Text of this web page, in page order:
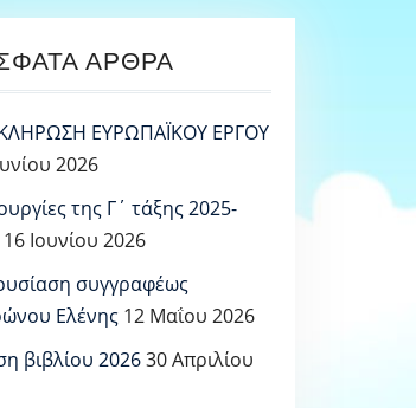
ΆΡΘΡΑ
ΕΥΡΩΠΑΪΚΟΥ ΕΡΓΟΥ
2026
της Γ΄ τάξης 2025-
16 Ιουνίου 2026
συγγραφέως
Ελένης 12 Μαΐου 2026
βιβλίου 202630 Απριλίου